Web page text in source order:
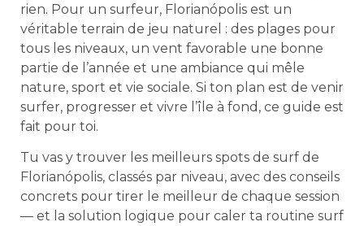
rien. Pour un surfeur, Florianópolis est un
véritable terrain de jeu naturel : des plages pour
tous les niveaux, un vent favorable une bonne
partie de l’année et une ambiance qui mêle
nature, sport et vie sociale. Si ton plan est de venir
surfer, progresser et vivre l’île à fond, ce guide est
fait pour toi.
Tu vas y trouver les meilleurs spots de surf de
Florianópolis, classés par niveau, avec des conseils
concrets pour tirer le meilleur de chaque session
— et la solution logique pour caler ta routine surf